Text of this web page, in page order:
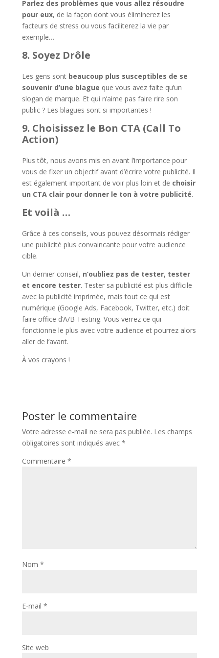
Parlez des problèmes que vous allez résoudre
pour eux, de la façon dont vous éliminerez les
facteurs de stress ou vous faciliterez la vie par
exemple…
8. Soyez Drôle
Les gens sont beaucoup plus susceptibles de se
souvenir d’une blague que vous avez faite qu’un
slogan de marque. Et qui n’aime pas faire rire son
public ? Les blagues sont si importantes !
9. Choisissez le Bon CTA (Call To
Action)
Plus tôt, nous avons mis en avant l’importance pour
vous de fixer un objectif avant d’écrire votre publicité. Il
est également important de voir plus loin et de choisir
un CTA clair pour donner le ton à votre publicité.
Et voilà …
Grâce à ces conseils, vous pouvez désormais rédiger
une publicité plus convaincante pour votre audience
cible.
Un dernier conseil, n’oubliez pas de tester, tester
et encore tester. Tester sa publicité est plus difficile
avec la publicité imprimée, mais tout ce qui est
numérique (Google Ads, Facebook, Twitter, etc.) doit
faire office d’A/B Testing. Vous verrez ce qui
fonctionne le plus avec votre audience et pourrez alors
aller de l’avant.
À vos crayons !
Poster le commentaire
Votre adresse e-mail ne sera pas publiée. Les champs
obligatoires sont indiqués avec *
Commentaire *
Nom *
E-mail *
Site web